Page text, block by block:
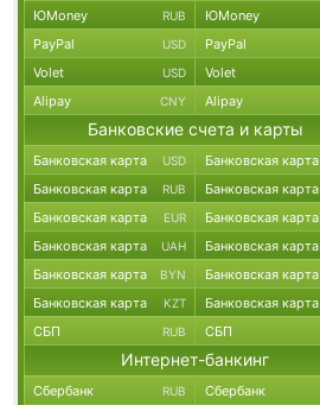
ЮMoney RUB ЮMoney
PayPal USD PayPal
Volet USD Volet
Alipay CNY Alipay
Банковские счета и карты
Банковская карта USD Банковская карта
Банковская карта RUB Банковская карта
Банковская карта EUR Банковская карта
Банковская карта UAH Банковская карта
Банковская карта BYN Банковская карта
Банковская карта KZT Банковская карта
СБП RUB СБП
Интернет-банкинг
Сбербанк RUB Сбербанк